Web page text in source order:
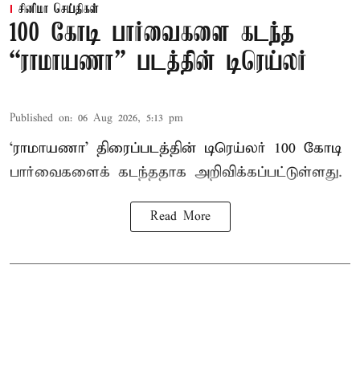
சினிமா செய்திகள்
100 கோடி பார்வைகளை கடந்த
“ராமாயணா” படத்தின் டிரெய்லர்
Published on: 06 Aug 2026, 5:13 pm
‘ராமாயணா’ திரைப்படத்தின் டிரெய்லர் 100 கோடி
பார்வைகளைக் கடந்ததாக அறிவிக்கப்பட்டுள்ளது.
Read More